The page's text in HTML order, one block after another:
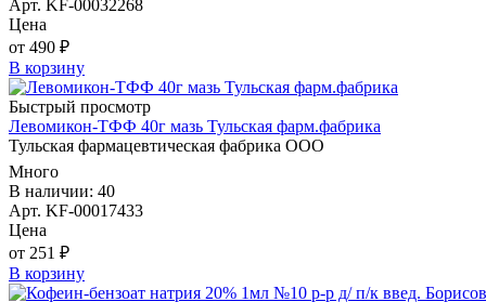
Арт. KF-00032268
Цена
от 490 ₽
В корзину
Быстрый просмотр
Левомикон-ТФФ 40г мазь Тульская фарм.фабрика
Тульская фармацевтическая фабрика ООО
Много
В наличии: 40
Арт. KF-00017433
Цена
от 251 ₽
В корзину